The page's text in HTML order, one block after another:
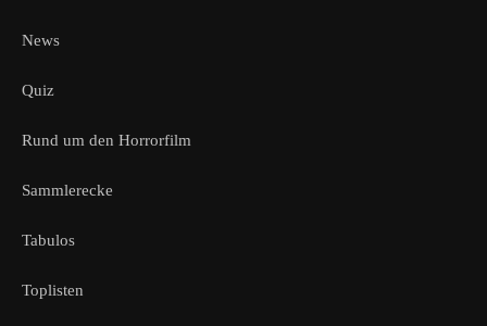
News
Quiz
Rund um den Horrorfilm
Sammlerecke
Tabulos
Toplisten